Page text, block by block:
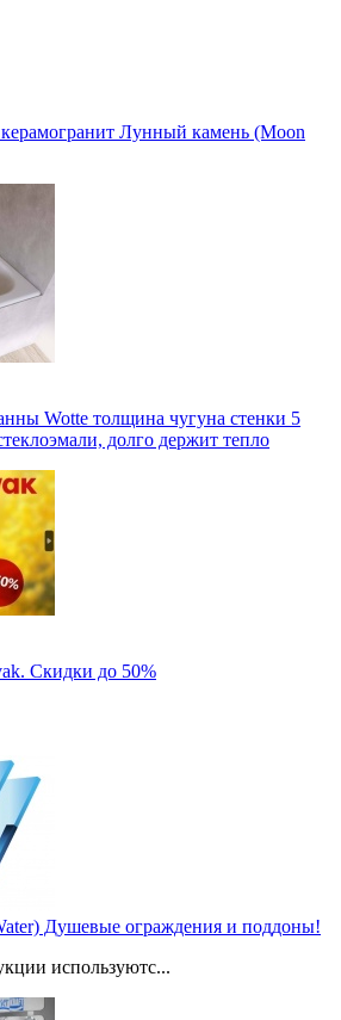
Лунный камень (Moon
Wotte толщина чугуна стенки 5
долго держит тепло
Скидки до 50%
Душевые ограждения и поддоны!
используютс...